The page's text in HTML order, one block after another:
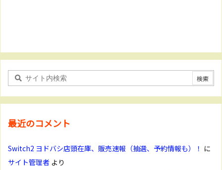
最近のコメント
Switch2 ヨドバシ店頭在庫、販売速報（抽選、予約情報も）！ に
サイト管理者 より